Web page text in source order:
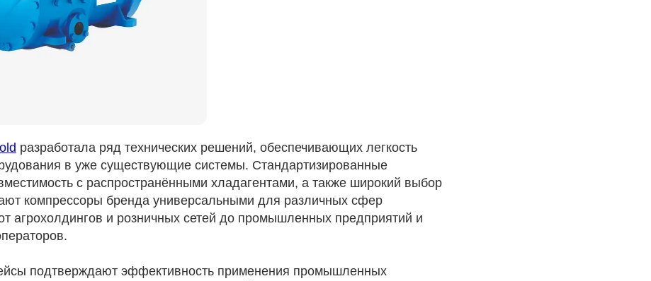
разработала ряд технических решений, обеспечивающих легкость
в уже существующие системы. Стандартизированные
с распространёнными хладагентами, а также широкий выбор
компрессоры бренда универсальными для различных сфер
агрохолдингов и розничных сетей до промышленных предприятий и
подтверждают эффективность применения промышленных